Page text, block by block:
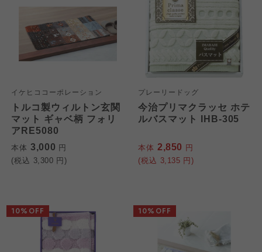
イケヒココーポレーション
トルコ製ウィルトン玄関
マット ギャベ柄 フォリ
アRE5080
本体 3,000 円
(税込 3,300 円)
プレーリードッグ
今治プリマクラッセ ホテ
ルバスマット IHB-305
本体 2,850 円
(税込 3,135 円)
10%OFF 10%OFF